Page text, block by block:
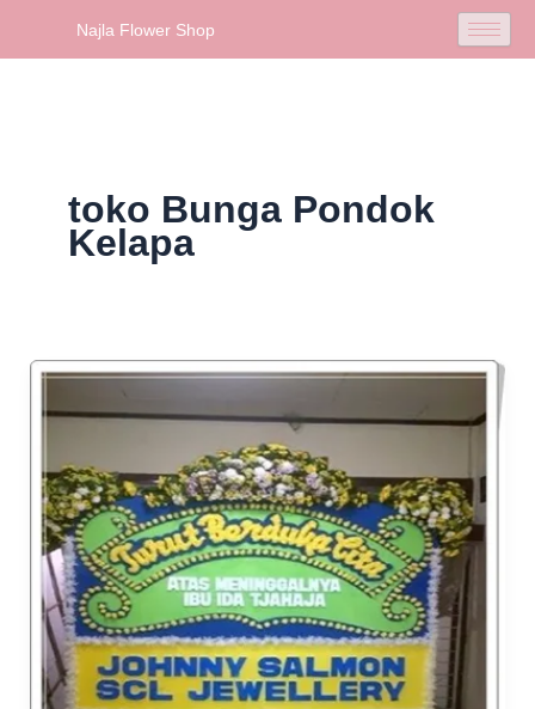
Najla Flower Shop
toko Bunga Pondok
Kelapa